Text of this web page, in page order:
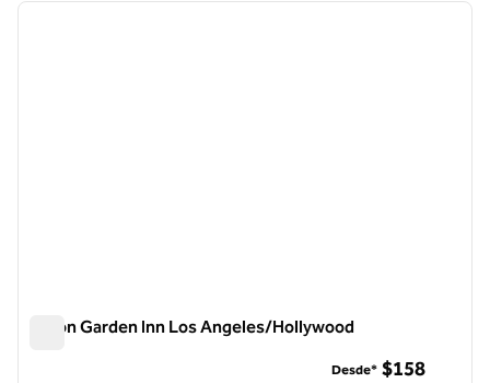
1 de 11
Hilton Garden Inn Los Angeles/Hollywood
Desde* $158